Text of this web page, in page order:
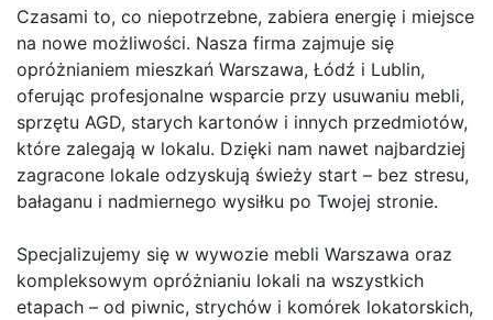
Czasami to, co niepotrzebne, zabiera energię i miejsce
na nowe możliwości. Nasza firma zajmuje się
opróżnianiem mieszkań Warszawa, Łódź i Lublin,
oferując profesjonalne wsparcie przy usuwaniu mebli,
sprzętu AGD, starych kartonów i innych przedmiotów,
które zalegają w lokalu. Dzięki nam nawet najbardziej
zagracone lokale odzyskują świeży start – bez stresu,
bałaganu i nadmiernego wysiłku po Twojej stronie.
Specjalizujemy się w wywozie mebli Warszawa oraz
kompleksowym opróżnianiu lokali na wszystkich
etapach – od piwnic, strychów i komórek lokatorskich,